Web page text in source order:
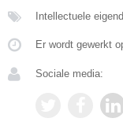
Intellectuele
Er wordt gewerkt
Sociale media: